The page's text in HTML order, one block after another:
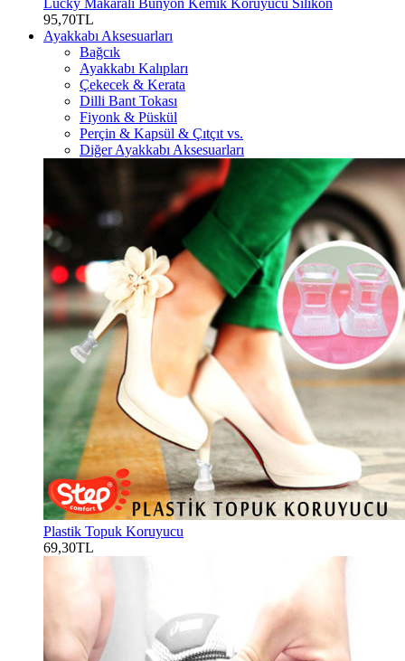
Lucky Makaralı Bunyon Kemik Koruyucu Silikon
95,70TL
Ayakkabı Aksesuarları
Bağcık
Ayakkabı Kalıpları
Çekecek & Kerata
Dilli Bant Tokası
Fiyonk & Püskül
Perçin & Kapsül & Çıtçıt vs.
Diğer Ayakkabı Aksesuarları
Plastik Topuk Koruyucu
69,30TL